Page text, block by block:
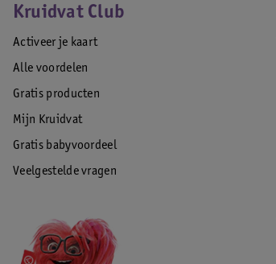
Kruidvat Club
Activeer je kaart
Alle voordelen
Gratis producten
Mijn Kruidvat
Gratis babyvoordeel
Veelgestelde vragen